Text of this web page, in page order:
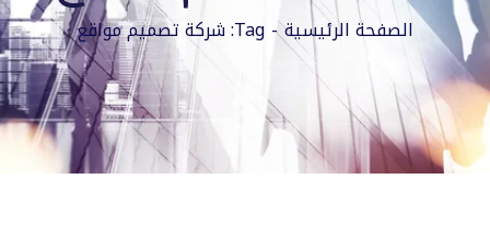
الصفحة الرئيسية Tag: شركة تصميم مواقع